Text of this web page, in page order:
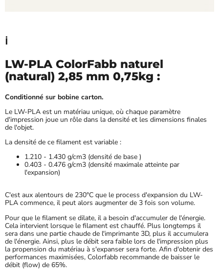
ℹ️
LW-PLA ColorFabb naturel
(natural) 2,85 mm 0,75kg :
Conditionné sur bobine carton.
Le LW-PLA est un matériau unique, où chaque paramètre
d'impression joue un rôle dans la densité et les dimensions finales
de l'objet.
La densité de ce filament est variable :
1.210 - 1.430 g/cm3 (densité de base )
0.403 - 0.476 g/cm3 (densité maximale atteinte par
l'expansion)
C'est aux alentours de 230°C que le process d'expansion du LW-
PLA commence, il peut alors augmenter de 3 fois son volume.
Pour que le filament se dilate, il a besoin d'accumuler de l'énergie.
Cela intervient lorsque le filament est chauffé. Plus longtemps il
sera dans une partie chaude de l'imprimante 3D, plus il accumulera
de l'énergie. Ainsi, plus le débit sera faible lors de l'impression plus
la propension du matériau à s'expanser sera forte. Afin d'obtenir des
performances maximisées, Colorfabb recommande de baisser le
débit (flow) de 65%.